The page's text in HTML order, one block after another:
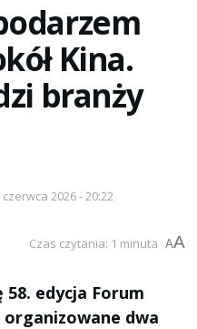
Kina.
branży
czerwca 2026 - 20:22
Czas czytania: 1 minuta AA
58. edycja Forum
organizowane dwa